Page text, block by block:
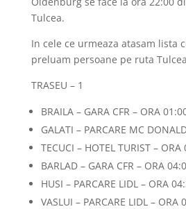
Tulcea.
In cele ce urmeaza atasam lista
preluam persoane pe ruta
TRASEU – 1
BRAILA – GARA CFR – ORA
GALATI – PARCARE MC
TECUCI – HOTEL TURIST – ORA
BARLAD – GARA CFR – ORA
HUSI – PARCARE LIDL – ORA
VASLUI – PARCARE LIDL – ORA